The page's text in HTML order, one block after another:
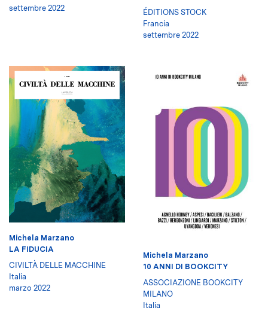
settembre 2022
ÉDITIONS STOCK
Francia
settembre 2022
Michela Marzano
LA FIDUCIA
CIVILTÀ DELLE MACCHINE
Italia
marzo 2022
Michela Marzano
10 ANNI DI BOOKCITY
ASSOCIAZIONE BOOKCITY
MILANO
Italia